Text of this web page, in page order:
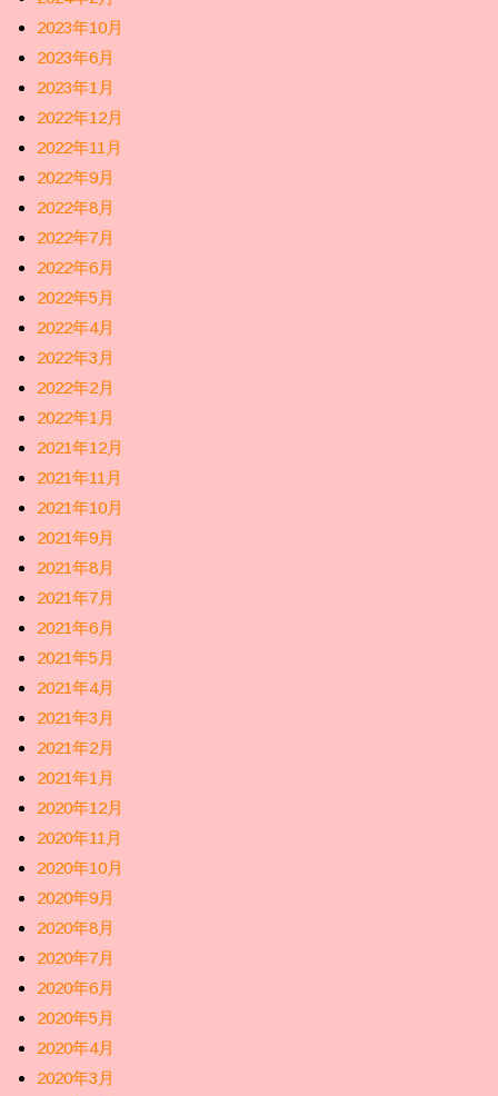
2023年10月
2023年6月
2023年1月
2022年12月
2022年11月
2022年9月
2022年8月
2022年7月
2022年6月
2022年5月
2022年4月
2022年3月
2022年2月
2022年1月
2021年12月
2021年11月
2021年10月
2021年9月
2021年8月
2021年7月
2021年6月
2021年5月
2021年4月
2021年3月
2021年2月
2021年1月
2020年12月
2020年11月
2020年10月
2020年9月
2020年8月
2020年7月
2020年6月
2020年5月
2020年4月
2020年3月